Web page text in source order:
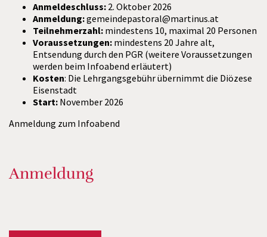
Anmeldeschluss: 2. Oktober 2026
Anmeldung:gemeindepastoral@martinus.at
Teilnehmerzahl: mindestens 10, maximal 20 Personen
Voraussetzungen: mindestens 20 Jahre alt,
Entsendung durch den PGR (weitere Voraussetzungen
werden beim Infoabend erläutert)
Kosten: Die Lehrgangsgebühr übernimmt die Diözese
Eisenstadt
Start: November 2026
Anmeldung zum Infoabend
Anmeldung